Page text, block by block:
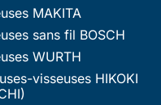
MAKITA
sans fil BOSCH
WURTH
visseuses HIKOKI